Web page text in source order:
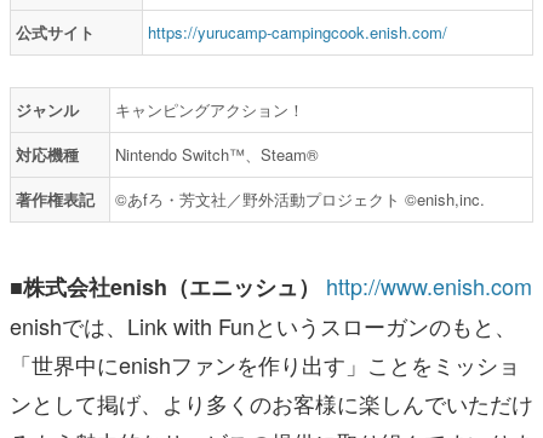
公式サイト
https://yurucamp-campingcook.enish.com/
ジャンル
キャンピングアクション！
対応機種
Nintendo Switch™、Steam®
著作権表記
©あfろ・芳文社／野外活動プロジェクト ©enish,inc.
■株式会社enish（エニッシュ）
http://www.enish.com
enishでは、Link with Funというスローガンのもと、
「世界中にenishファンを作り出す」ことをミッショ
ンとして掲げ、より多くのお客様に楽しんでいただけ